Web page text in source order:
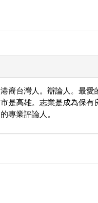
港裔台灣人。辯論人。最愛
市是高雄。志業是成為保有
的專業評論人。